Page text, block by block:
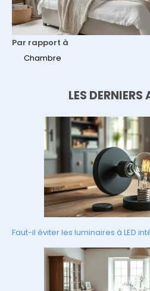
Par rapport à
Chambre
LES DERNIERS
Faut-il éviter les luminaires à LED